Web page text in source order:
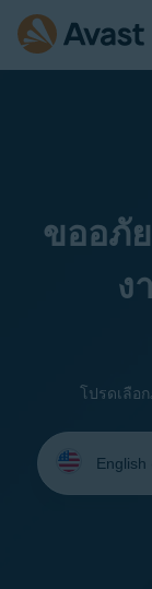
ขออภั
ง
โปรดเลือ